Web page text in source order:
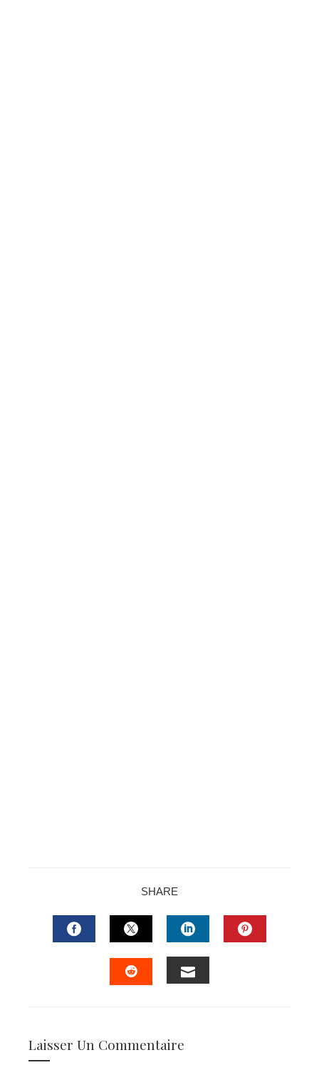
SHARE
FACEBOOKTWITTERLINKEDIN
Laisser Un Commentaire